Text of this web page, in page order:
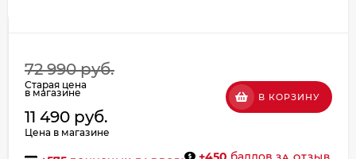
72 990 руб.
Старая цена
в магазине
11 490 руб.
Цена в магазине
В КОРЗИНУ
Подробнее
об оплате Плайтом